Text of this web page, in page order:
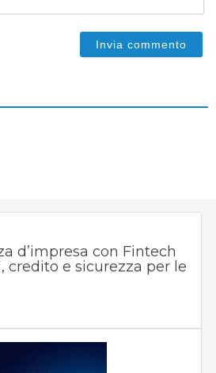
d’impresa con Fintech
credito e sicurezza per le